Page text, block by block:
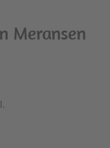
Meransen